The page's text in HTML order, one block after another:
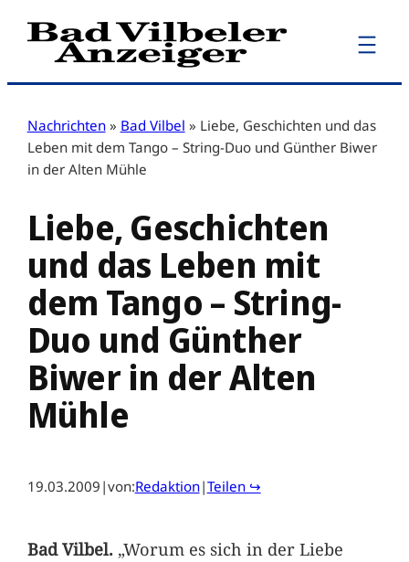
Zum
Inhalt
Nachrichten » Bad Vilbel » Liebe, Geschichten und das
Leben mit dem Tango – String-Duo und Günther Biwer
in der Alten Mühle
Liebe, Geschichten
und das Leben mit
dem Tango – String-
Duo und Günther
Biwer in der Alten
Mühle
19.03.2009 |von:Redaktion|Teilen ↪
Bad Vilbel.„Worum es sich in der Liebe